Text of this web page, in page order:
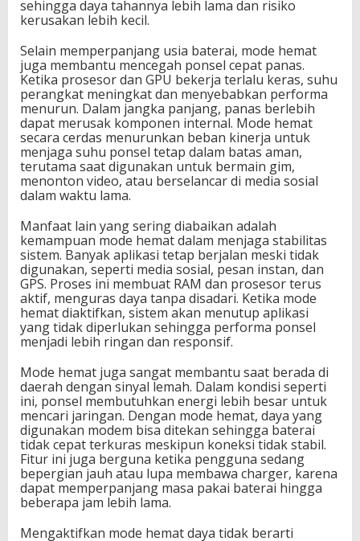
sehingga daya tahannya lebih lama dan risiko
kerusakan lebih kecil.
Selain memperpanjang usia baterai, mode hemat
juga membantu mencegah ponsel cepat panas.
Ketika prosesor dan GPU bekerja terlalu keras, suhu
perangkat meningkat dan menyebabkan performa
menurun. Dalam jangka panjang, panas berlebih
dapat merusak komponen internal. Mode hemat
secara cerdas menurunkan beban kinerja untuk
menjaga suhu ponsel tetap dalam batas aman,
terutama saat digunakan untuk bermain gim,
menonton video, atau berselancar di media sosial
dalam waktu lama.
Manfaat lain yang sering diabaikan adalah
kemampuan mode hemat dalam menjaga stabilitas
sistem. Banyak aplikasi tetap berjalan meski tidak
digunakan, seperti media sosial, pesan instan, dan
GPS. Proses ini membuat RAM dan prosesor terus
aktif, menguras daya tanpa disadari. Ketika mode
hemat diaktifkan, sistem akan menutup aplikasi
yang tidak diperlukan sehingga performa ponsel
menjadi lebih ringan dan responsif.
Mode hemat juga sangat membantu saat berada di
daerah dengan sinyal lemah. Dalam kondisi seperti
ini, ponsel membutuhkan energi lebih besar untuk
mencari jaringan. Dengan mode hemat, daya yang
digunakan modem bisa ditekan sehingga baterai
tidak cepat terkuras meskipun koneksi tidak stabil.
Fitur ini juga berguna ketika pengguna sedang
bepergian jauh atau lupa membawa charger, karena
dapat memperpanjang masa pakai baterai hingga
beberapa jam lebih lama.
Mengaktifkan mode hemat daya tidak berarti